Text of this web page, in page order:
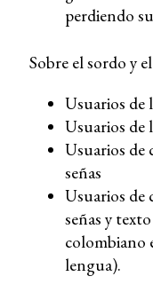
perdiendo
Sobre el sordo y
Usuarios de
Usuarios de
Usuarios de
señas
Usuarios de
señas y
colombiano
lengua).